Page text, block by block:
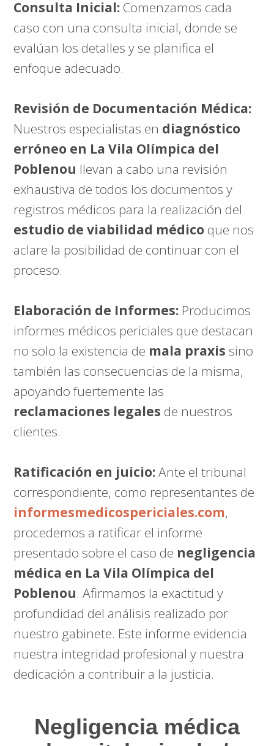
Consulta Inicial: Comenzamos cada
caso con una consulta inicial, donde se
evalúan los detalles y se planifica el
enfoque adecuado.
Revisión de Documentación Médica:
Nuestros especialistas en diagnóstico
erróneo en La Vila Olímpica del
Poblenou llevan a cabo una revisión
exhaustiva de todos los documentos y
registros médicos para la realización del
estudio de viabilidad médico que nos
aclare la posibilidad de continuar con el
proceso.
Elaboración de Informes: Producimos
informes médicos periciales que destacan
no solo la existencia de mala praxis sino
también las consecuencias de la misma,
apoyando fuertemente las
reclamaciones legales de nuestros
clientes.
Ratificación en juicio:Ante el tribunal
correspondiente, como representantes de
informesmedicospericiales.com,
procedemos a ratificar el informe
presentado sobre el caso de negligencia
médica en La Vila Olímpica del
Poblenou. Afirmamos la exactitud y
profundidad del análisis realizado por
nuestro gabinete. Este informe evidencia
nuestra integridad profesional y nuestra
dedicación a contribuir a la justicia.
Negligencia médica